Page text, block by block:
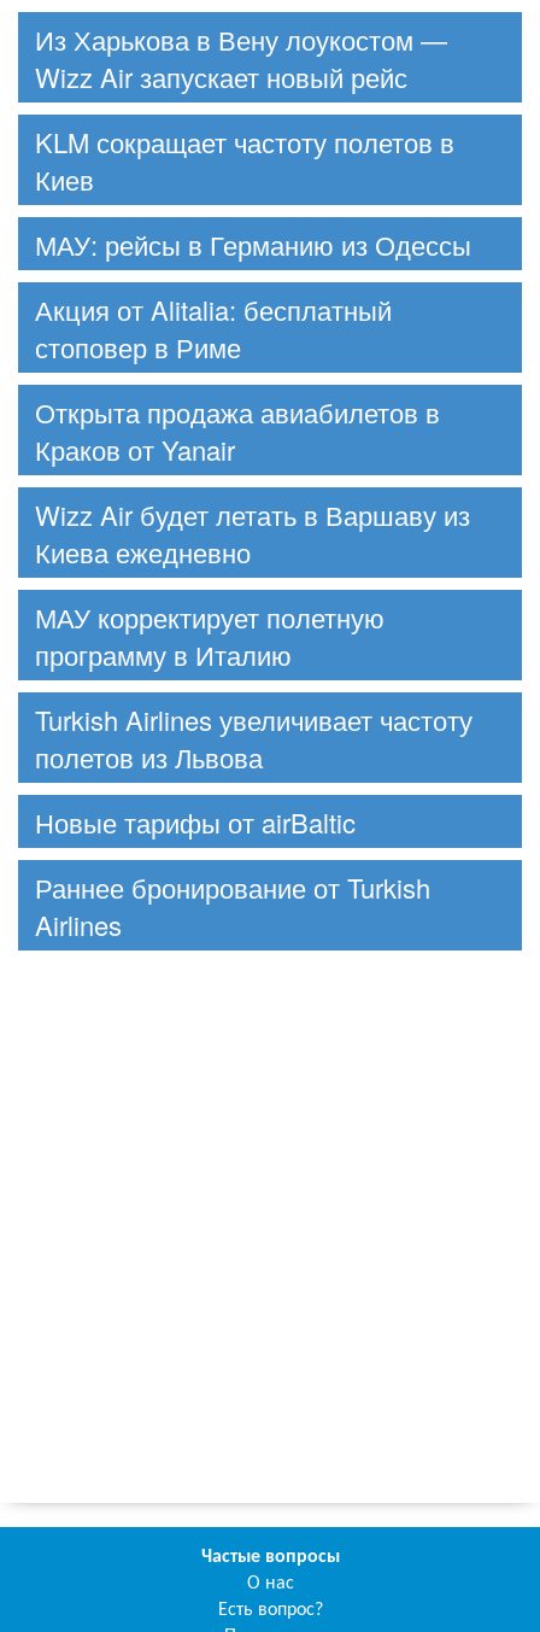
Из Харькова в Вену лоукостом —
Wizz Air запускает новый рейс
KLM сокращает частоту полетов в
Киев
МАУ: рейсы в Германию из Одессы
Акция от Alitalia: бесплатный
стоповер в Риме
Открыта продажа авиабилетов в
Краков от Yanair
Wizz Air будет летать в Варшаву из
Киева ежедневно
МАУ корректирует полетную
программу в Италию
Turkish Airlines увеличивает частоту
полетов из Львова
Новые тарифы от airBaltic
Раннее бронирование от Turkish
Airlines
Частые вопросы
О нас
Есть вопрос?